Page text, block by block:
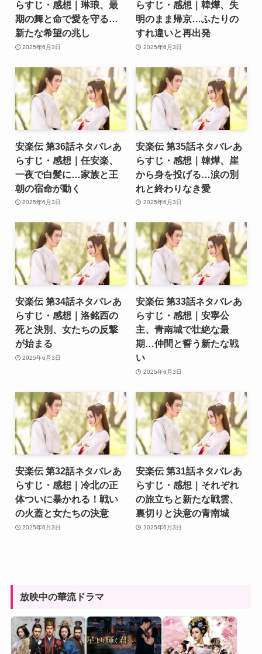
らすじ・感想｜琳琅、最
期の舞と命で愛を守る…
新たな希望の兆し
2025年6月3日
らすじ・感想｜韓燁、失
明のまま帰京…ふたりの
すれ違いと再出発
2025年6月3日
安楽伝 第36話ネタバレあ
らすじ・感想｜任安楽、
一夜で白髪に…家族と王
朝の宿命が動く
2025年6月3日
安楽伝 第35話ネタバレあ
らすじ・感想｜韓燁、崖
から身を投げる…涙の別
れと終わりなき愛
2025年6月3日
安楽伝 第34話ネタバレあ
らすじ・感想｜洛銘西の
死と決別、女たちの反撃
が始まる
2025年6月3日
安楽伝 第33話ネタバレあ
らすじ・感想｜安寧公
主、青南城で壮絶な最
期…仲間と誓う新たな戦
い
2025年6月3日
安楽伝 第32話ネタバレあ
らすじ・感想｜冷北の正
体ついに暴かれる！戦い
の火蓋と女たちの決意
2025年6月3日
安楽伝 第31話ネタバレあ
らすじ・感想｜それぞれ
の旅立ちと新たな戦雲、
裏切りと決意の青南城
2025年6月3日
放映中の華流ドラマ